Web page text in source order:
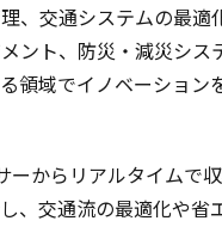
、交通システムの最適
ント、 防災 ・減災シス
領域でイノベーション
ーから リアルタイムで
し、交通流の最適化や省